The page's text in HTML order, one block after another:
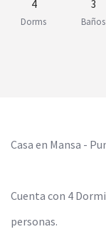
4
Dorms
3
Baños
Casa en Mansa -
Cuenta con 4
personas.